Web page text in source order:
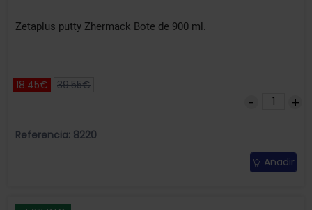
Zetaplus putty Zhermack Bote de 900 ml.
18.45€ 39.55€
Referencia: 8220
Añadir